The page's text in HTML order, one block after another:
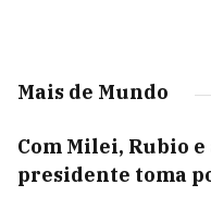
Mais de Mundo
Com Milei, Rubio
presidente toma